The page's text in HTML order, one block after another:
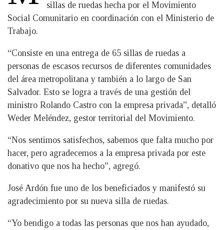
sillas de ruedas hecha por el Movimiento
Social Comunitario en coordinación con el Ministerio de
Trabajo.
“Consiste en una entrega de 65 sillas de ruedas a
personas de escasos recursos de diferentes comunidades
del área metropolitana y también a lo largo de San
Salvador. Esto se logra a través de una gestión del
ministro Rolando Castro con la empresa privada”, detalló
Weder Meléndez, gestor territorial del Movimiento.
“Nos sentimos satisfechos, sabemos que falta mucho por
hacer, pero agradecemos a la empresa privada por este
donativo que nos ha hecho”, agregó.
José Ardón fue uno de los beneficiados y manifestó su
agradecimiento por su nueva silla de ruedas.
“Yo bendigo a todas las personas que nos han ayudado,